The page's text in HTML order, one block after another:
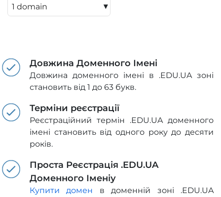
▾
Довжина Доменного Імені
Довжина доменного імені в .EDU.UA зоні
становить від 1 до 63 букв.
Терміни реєстрації
Реєстраційний термін .EDU.UA доменного
імені становить від одного року до десяти
років.
Проста Реєстрація .EDU.UA
Доменного Іменіу
Купити домен в доменній зоні .EDU.UA